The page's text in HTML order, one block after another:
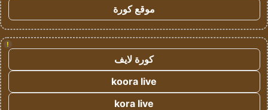
موقع كورة
!
كورة لايف
koora live
kora live